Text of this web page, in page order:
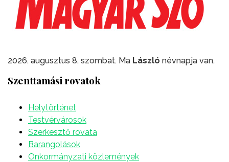
2026. augusztus 8. szombat. Ma László névnapja van.
Szenttamási rovatok
Helytörténet
Testvérvárosok
Szerkesztő rovata
Barangolások
Önkormányzati közlemények